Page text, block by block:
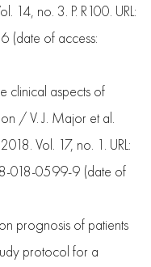
14, no. 3. P. R100. URL:
of access:
clinical aspects of
/ V. J. Major et al.
Vol. 17, no. 1. URL:
018-0599-9 (date of
prognosis of patients
protocol for a